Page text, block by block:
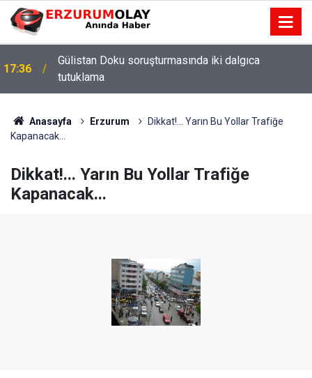
17:36
Gülistan Doku soruşturmasında iki dalgıca
tutuklama
Anasayfa Erzurum
Dikkat!... Yarın Bu Yollar Trafiğe
Kapanacak...
Dikkat!... Yarın Bu Yollar Trafiğe
Kapanacak...